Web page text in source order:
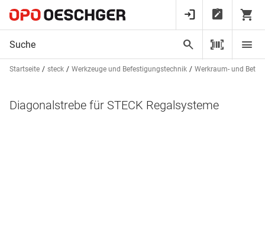
Startseite steck Werkzeuge und Befestigungstechnik Werkraum- und
Diagonalstrebe für STECK Regalsysteme